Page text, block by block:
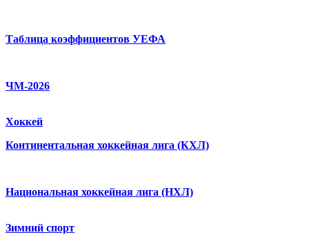
Таблица коэффициентов УЕФА
ЧМ-2026
Хоккей
Континентальная хоккейная лига (КХЛ)
Национальная хоккейная лига (НХЛ)
Зимний спорт